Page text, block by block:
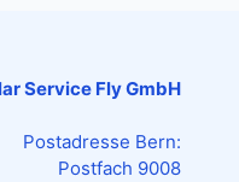
Service Fly GmbH
Postadresse Bern:
Postfach 9008